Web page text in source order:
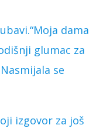
dama
glumac za
se
izgovor za još